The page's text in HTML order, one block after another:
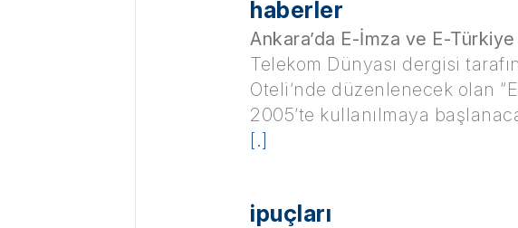
haberler
Ankara’da E-İmza ve E-
Telekom Dünyası dergisi
Oteli’nde düzenlenecek olan
2005’te kullanılmaya
[.]
ipuçları